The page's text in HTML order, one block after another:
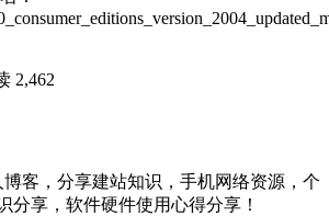
2,462
客，分享建站知识，手机网络资源，个
分享，软件硬件使用心得分享！